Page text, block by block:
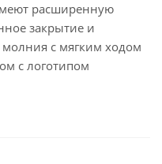
расширенную
закрытие и
с мягким ходом
с логотипом